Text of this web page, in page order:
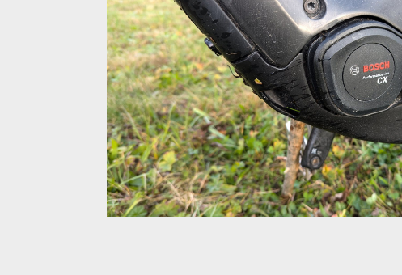
Testovací stroj na plně karbonovém rámu se 160 mm
Testovací stroj na plně karbonovém rámu se 160 mm
Testovací stroj na plně karbonovém rámu se 160 mm